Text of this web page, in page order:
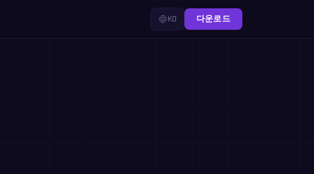
KO 다운로드